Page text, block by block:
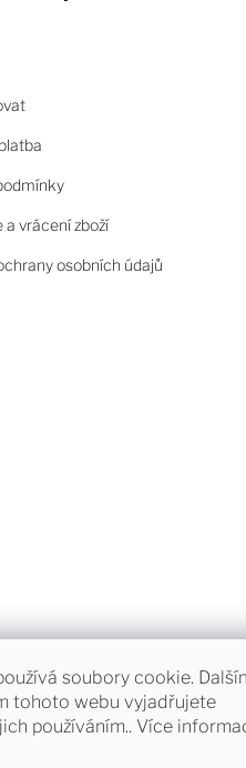
soubory cookie.
tohoto webu vyjadřujete
používáním.. Více
a vrácení zboží
osobních údajů
Sledování